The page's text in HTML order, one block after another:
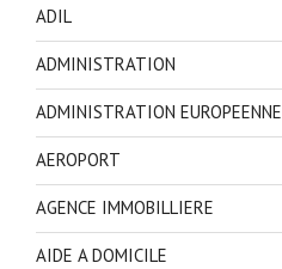
ADIL
ADMINISTRATION
ADMINISTRATION EUROPEENNE
AEROPORT
AGENCE IMMOBILLIERE
AIDE A DOMICILE